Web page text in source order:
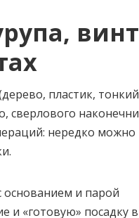
пластик, тонкий
сверлового
нередко можно
основанием и парой
и «готовую» посадку в